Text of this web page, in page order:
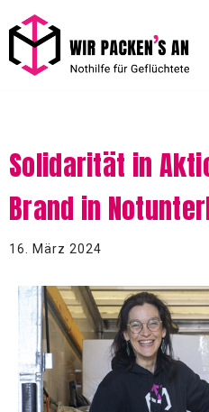
Zum
Inhalt
Solidarität in
Brand in
16. März 2024